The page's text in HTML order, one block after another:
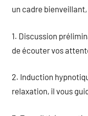
un cadre
1. Discussion
de écouter vos
2. Induction
relaxation, il vous